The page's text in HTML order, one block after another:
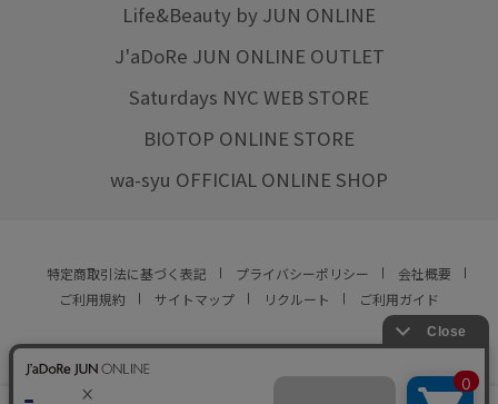
Life&Beauty by JUN ONLINE
J'aDoRe JUN ONLINE OUTLET
Saturdays NYC WEB STORE
BIOTOP ONLINE STORE
wa-syu OFFICIAL ONLINE SHOP
特定商取引法に基づく表記 プライバシーポリシー
会社概要
ご利用規約
サイトマップ リクルート ご利用ガイド